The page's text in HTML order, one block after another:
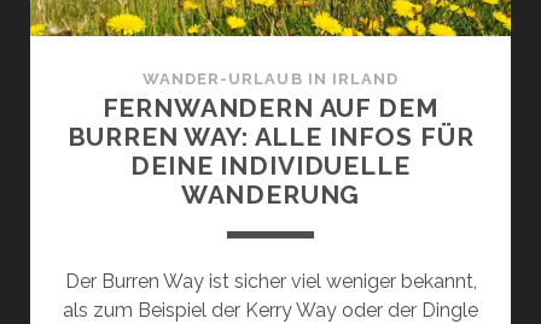
AUF
DER
INSEL
WANDER-URLAUB IN IRLAND
FERNWANDERN AUF DEM
BURREN WAY: ALLE INFOS FÜR
DEINE INDIVIDUELLE
WANDERUNG
Der Burren Way ist sicher viel weniger bekannt,
als zum Beispiel der Kerry Way oder der Dingle